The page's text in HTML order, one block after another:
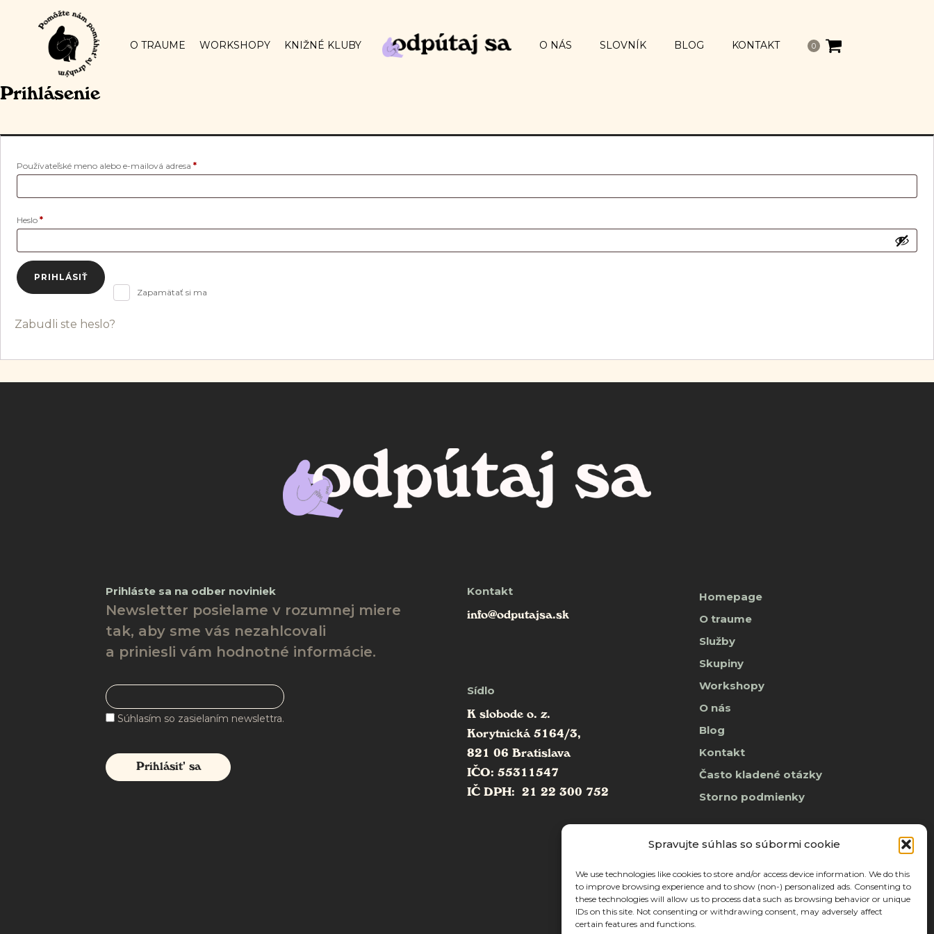
Spravujte súhlas so súbormi cookie
We use technologies like cookies to store and/or access device information. We do this
to improve browsing experience and to show (non-) personalized ads. Consenting to
these technologies will allow us to process data such as browsing behavior or unique
IDs on this site. Not consenting or withdrawing consent, may adversely affect
certain features and functions.
O TRAUME WORKSHOPY KNIŽNÉ KLUBY O NÁS SLOVNÍK BLOG KONTAKT 0
Prihlásenie
Používateľské meno alebo e-mailová adresa *Povinné
Heslo *Povinné
Zapamätať si ma
PRIHLÁSIŤ
Zabudli ste heslo?
Prihláste sa na odber noviniek
Newsletter posielame v rozumnej miere
tak, aby sme vás nezahlcovali
a priniesli vám hodnotné informácie.
Súhlasím so zasielaním newslettra.
Prihlásiť sa
Kontakt
info@odputajsa.sk
Sídlo
K slobode o. z.
Korytnická 5164/3,
821 06 Bratislava
IČO: 55311547
IČ DPH: 21 22 300 752
Homepage
O traume
Služby
Skupiny
Workshopy
O nás
Blog
Kontakt
Často kladené otázky
Storno podmienky